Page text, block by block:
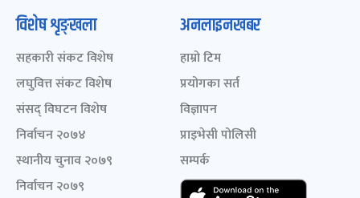
विशेष शृङ्खला
सहकारी संकट विशेष
लघुवित्त संकट विशेष
संसद् विघटन विशेष
निर्वाचन २०७४
स्थानीय चुनाव २०७९
निर्वाचन २०७९
अनलाइनखबर
हाम्रो टिम
प्रयोगका सर्त
विज्ञापन
प्राइभेसी पोलिसी
सम्पर्क